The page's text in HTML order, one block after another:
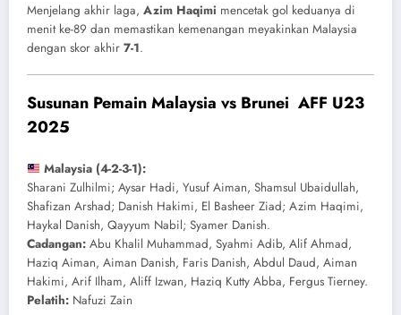
Menjelang akhir laga, Azim Haqimi mencetak gol keduanya di
menit ke-89 dan memastikan kemenangan meyakinkan Malaysia
dengan skor akhir 7-1.
Susunan PemainMalaysia vs Brunei AFF U23
2025
Malaysia (4-2-3-1):
Sharani Zulhilmi; Aysar Hadi, Yusuf Aiman, Shamsul Ubaidullah,
Shafizan Arshad; Danish Hakimi, El Basheer Ziad; Azim Haqimi,
Haykal Danish, Qayyum Nabil; Syamer Danish.
Cadangan: Abu Khalil Muhammad, Syahmi Adib, Alif Ahmad,
Haziq Aiman, Aiman Danish, Faris Danish, Abdul Daud, Aiman
Hakimi, Arif Ilham, Aliff Izwan, Haziq Kutty Abba, Fergus Tierney.
Pelatih: Nafuzi Zain